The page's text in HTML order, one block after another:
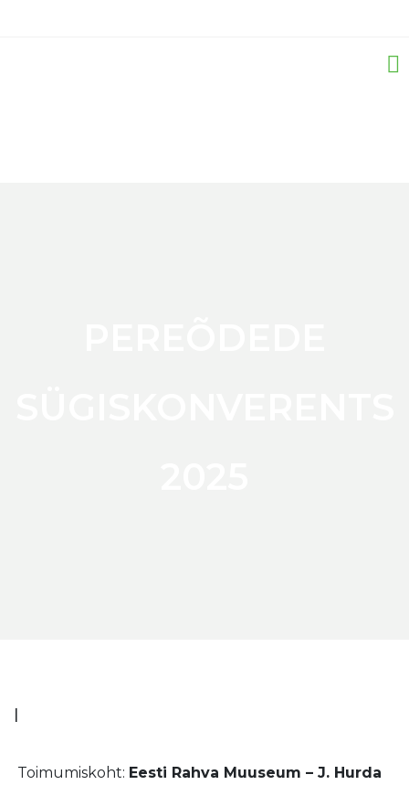
|
Toimumiskoht: Eesti Rahva Muuseum – J. Hurda